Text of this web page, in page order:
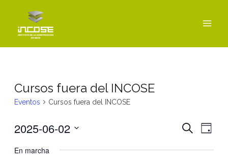
contenido
Cursos fuera del INCOSE
Eventos Cursos fuera del INCOSE
BUSCAR
DÍA
2025-06-02
fecha.
En marcha